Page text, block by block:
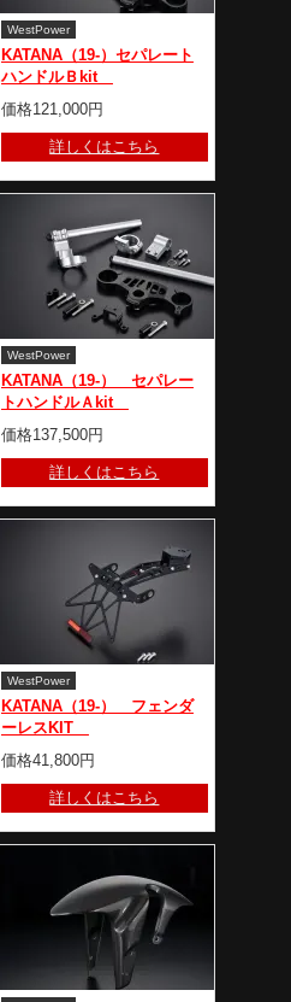
WestPower
KATANA（19-）セパレート
ハンドルＢkit
価格121,000円
詳しくはこちら
WestPower
KATANA（19-） セパレー
トハンドルＡkit
価格137,500円
詳しくはこちら
WestPower
KATANA（19-） フェンダ
ーレスKIT
価格41,800円
詳しくはこちら